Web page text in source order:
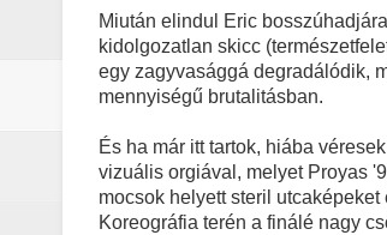
Miután elindul Eric
kidolgozatlan skicc
egy zagyvasággá degradálódik,
mennyiségű brutalitásban.
És ha már itt tartok, hiába
vizuális orgiával, melyet Proyas
mocsok helyett steril
Koreográfia terén a finálé nagy